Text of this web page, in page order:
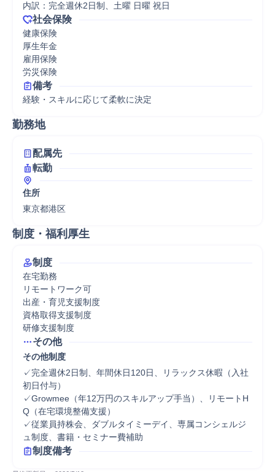
内訳：完全週休2日制、土曜 日曜 祝日
社会保険
健康保険
厚生年金
雇用保険
労災保険
備考
経験・スキルに応じて柔軟に決定
勤務地
配属先
転勤
住所
東京都港区
制度・福利厚生
制度
在宅勤務
リモートワーク可
出産・育児支援制度
資格取得支援制度
研修支援制度
その他
その他制度
✓完全週休2日制、年間休日120日、リラックス休暇（入社
初日付与）
✓Growmee（年12万円のスキルアップ手当）、リモートH
Q（在宅環境整備支援）
✓従業員持株会、ダブルタイミーデイ、専属コンシェルジ
ュ制度、書籍・セミナー費補助
制度備考